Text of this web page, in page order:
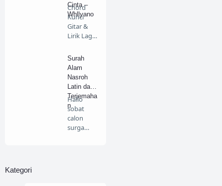
Cinta –
Whllyano
Chord
Kunci
Gitar &
Lirik Lagu
Cinta –…
Surah
Alam
Nasroh
Latin dan
Terjemaha
n
Hallo
sobat
calon
surga
Kategori